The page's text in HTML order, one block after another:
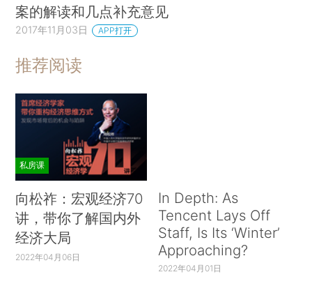
案的解读和几点补充意见
2017年11月03日 APP打开
推荐阅读
私房课
向松祚：宏观经济70
讲，带你了解国内外
经济大局
2022年04月06日
In Depth: As
Tencent Lays Off
Staff, Is Its ‘Winter’
Approaching?
2022年04月01日